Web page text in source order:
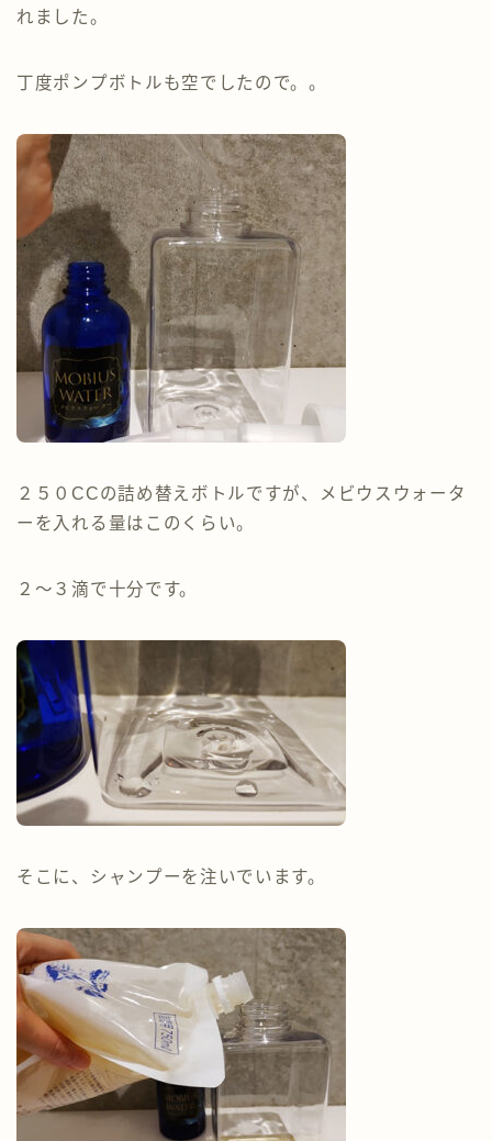
れました。
丁度ポンプボトルも空でしたので。。
２５０CCの詰め替えボトルですが、メビウスウォータ
ーを入れる量はこのくらい。
２～３滴で十分です。
そこに、シャンプーを注いでいます。